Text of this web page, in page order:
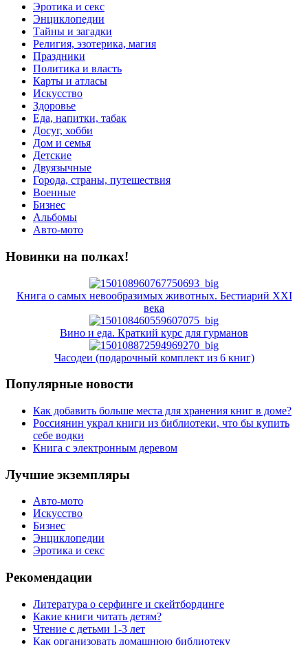
Эротика и секс
Энциклопедии
Тайны и загадки
Религия, эзотерика, магия
Праздники
Политика и власть
Карты и атласы
Искусство
Здоровье
Еда, напитки, табак
Досуг, хобби
Дом и семья
Детские
Двуязычные
Города, страны, путешествия
Военные
Бизнес
Альбомы
Авто-мото
Новинки на полках!
Книга о самых невообразимых животных. Бестиарий XXI
века
Вино и еда. Краткий курс для гурманов
Часодеи (подарочный комплект из 6 книг)
Популярные новости
Как добавить больше места для хранения книг в доме?
Россиянин украл книги из библиотеки, что бы купить
себе водки
Книга с электронным деревом
Лучшие экземпляры
Авто-мото
Искусство
Бизнес
Энциклопедии
Эротика и секс
Рекомендации
Литература о серфинге и скейтбординге
Какие книги читать детям?
Чтение с детьми 1-3 лет
Как организовать домашнюю библиотеку